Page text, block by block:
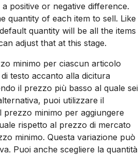
positive or negative difference.
quantity of each item to sell. Like
quantity will be all the items
adjust that at this stage.
minimo per ciascun articolo
testo accanto alla dicitura
il prezzo più basso al quale sei
puoi utilizzare il
prezzo minimo per aggiungere
rispetto al prezzo di mercato
minimo. Questa variazione può
Puoi anche scegliere la quantità